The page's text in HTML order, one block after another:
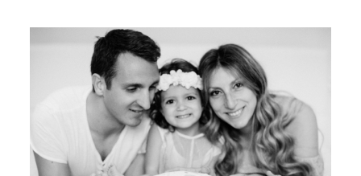
MARIAGE
PORFOLIO
INFOS